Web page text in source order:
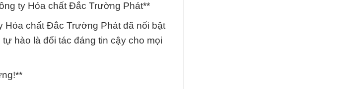
ty Hóa chất Đắc Trường Phát**
Hóa chất Đắc Trường Phát đã nổi bật
hào là đối tác đáng tin cậy cho mọi